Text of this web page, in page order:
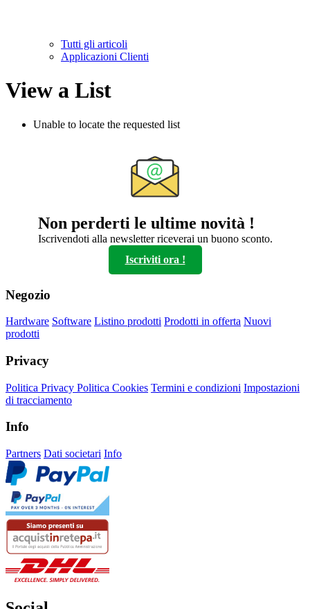
Tutti gli articoli
Applicazioni Clienti
View a List
Unable to locate the requested list
Non perderti le ultime novità !
Iscrivendoti alla newsletter riceverai un buono sconto.
Iscriviti ora !
Negozio
Hardware Software Listino prodotti Prodotti in offerta Nuovi
prodotti
Privacy
Politica Privacy Politica Cookies Termini e condizioni Impostazioni
di tracciamento
Info
Partners Dati societari Info